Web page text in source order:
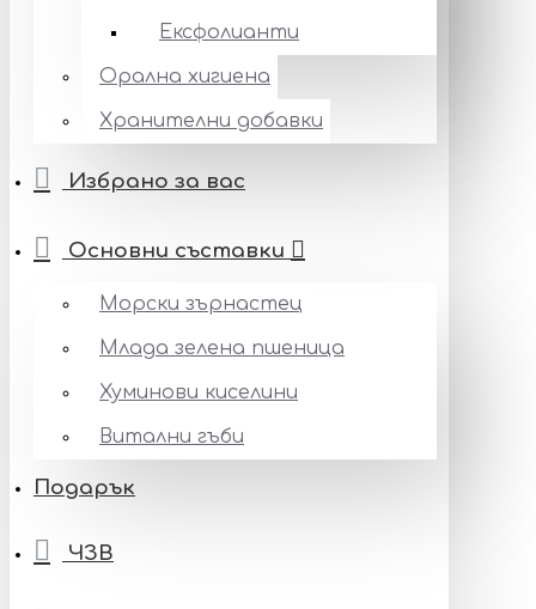
Ексфолианти
Орална хигиена
Хранителни добавки
Избрано за вас
Основни съставки
Морски зърнастец
Млада зелена пшеница
Хуминови киселини
Витални гъби
Подарък
ЧЗВ